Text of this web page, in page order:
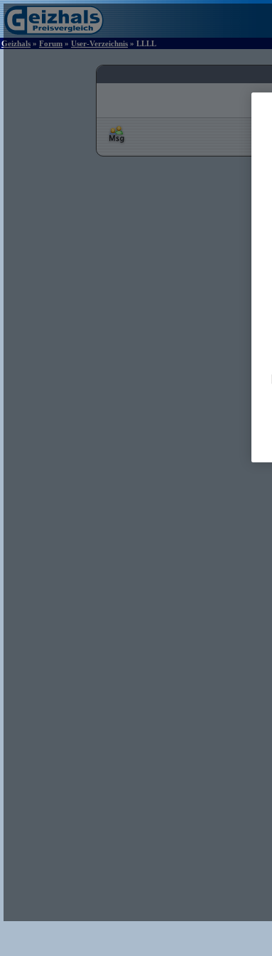
Geizhals » Forum » User-Verzeichnis » LLLL